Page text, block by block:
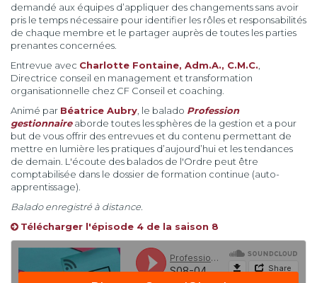
demandé aux équipes d’appliquer des changements sans avoir
pris le temps nécessaire pour identifier les rôles et responsabilités
de chaque membre et le partager auprès de toutes les parties
prenantes concernées.
Entrevue avec Charlotte Fontaine, Adm.A., C.M.C.
Directrice conseil en management et transformation
organisationnelle chez CF Conseil et coaching.
Animé par Béatrice Aubry , le balado Profession
gestionnaireaborde toutes les sphères de la gestion et a pour
but de vous offrir des entrevues et du contenu permettant de
mettre en lumière les pratiques d’aujourd’hui et les tendances
de demain. L'écoute des balados de l'Ordre peut être
comptabilisée dans le dossier de formation continue (auto-
apprentissage).
Balado enregistré à distance.
Télécharger l'épisode 4 de la saison 8